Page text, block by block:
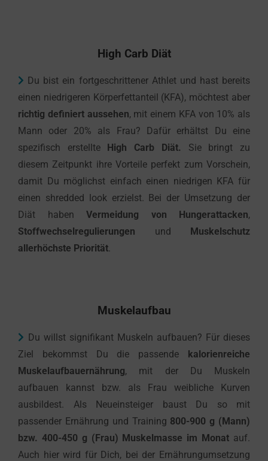
High Carb Diät
Du bist ein fortgeschrittener Athlet und hast bereits
einen niedrigeren Körperfettanteil (KFA), möchtest aber
richtig definiert aussehen, mit einem KFA von 10% als
Mann oder 20% als Frau? Dafür erhältst Du eine
spezifisch erstellte High Carb Diät. Sie bringt zu
diesem Zeitpunkt ihre Vorteile perfekt zum Vorschein,
damit Du möglichst einfach einen niedrigen KFA für
einen shredded look erzielst. Bei der Umsetzung der
Diät haben Vermeidung von Hungerattacken,
Stoffwechselregulierungen und Muskelschutz
allerhöchste Priorität.
Muskelaufbau
Du willst signifikant Muskeln aufbauen? Für dieses
Ziel bekommst Du die passende kalorienreiche
Muskelaufbauernährung, mit der Du Muskeln
aufbauen kannst bzw. als Frau weibliche Kurven
ausbildest. Als Neueinsteiger baust Du so mit
passender Ernährung und Training 800-900 g (Mann)
bzw. 400-450 g (Frau) Muskelmasse im Monat auf.
Auch hier wird für Dich, bei der Ernährungumsetzung